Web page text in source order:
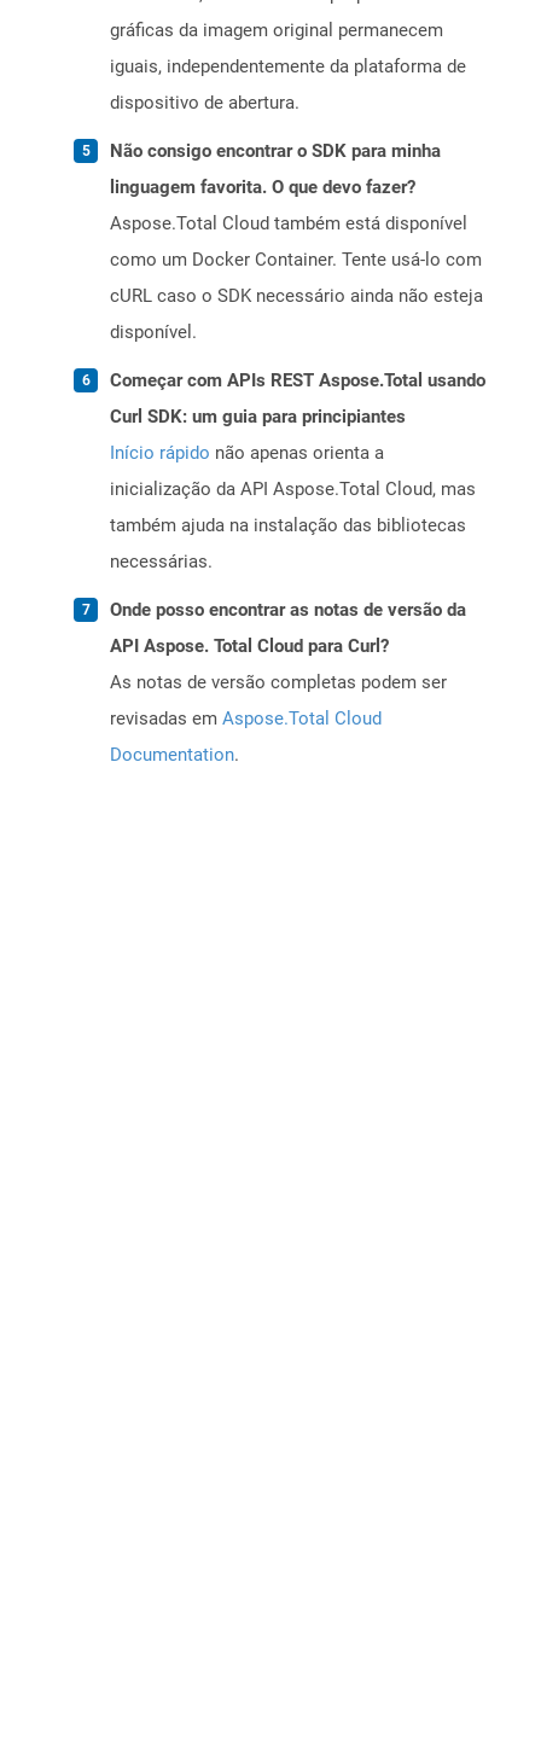
gráficas da imagem original permanecem
iguais, independentemente da plataforma de
dispositivo de abertura.
Não consigo encontrar o SDK para minha
linguagem favorita. O que devo fazer?
Aspose.Total Cloud também está disponível
como um Docker Container. Tente usá-lo com
cURL caso o SDK necessário ainda não esteja
disponível.
Começar com APIs REST Aspose.Total usando
Curl SDK: um guia para principiantes
Início rápido não apenas orienta a
inicialização da API Aspose.Total Cloud, mas
também ajuda na instalação das bibliotecas
necessárias.
Onde posso encontrar as notas de versão da
API Aspose. Total Cloud para Curl?
As notas de versão completas podem ser
revisadas em Aspose.Total Cloud
Documentation.